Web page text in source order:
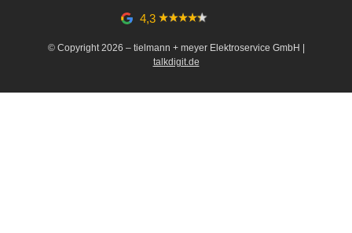
© Copyright 2026 – tielmann + meyer Elektroservice GmbH |
talkdigit.de
4,3